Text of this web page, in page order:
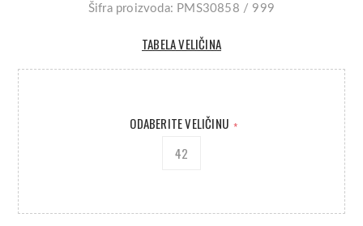
Šifra proizvoda: PMS30858 / 999
TABELA VELIČINA
ODABERITE VELIČINU *
42